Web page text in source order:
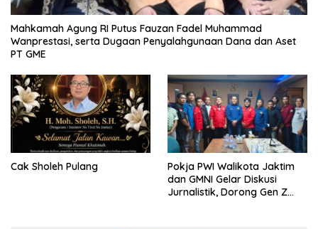
Mahkamah Agung RI Putus Fauzan Fadel Muhammad
Wanprestasi, serta Dugaan Penyalahgunaan Dana dan Aset
PT GME
Cak Sholeh Pulang
Pokja PWI Walikota Jaktim
dan GMNI Gelar Diskusi
Jurnalistik, Dorong Gen Z